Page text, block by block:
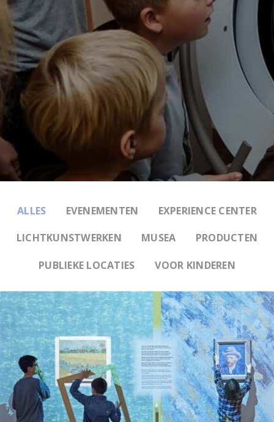
ALLES EVENEMENTEN EXPERIENCE CENTER
LICHTKUNSTWERKEN MUSEA PRODUCTEN
PUBLIEKE LOCATIES VOOR KINDEREN